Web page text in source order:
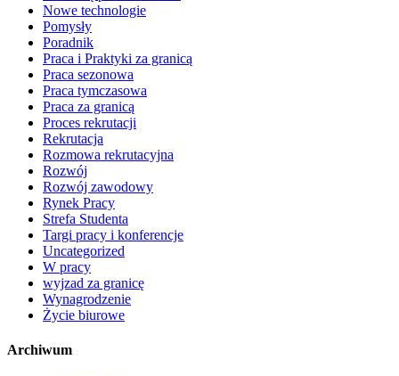
Nowe technologie
Pomysły
Poradnik
Praca i Praktyki za granicą
Praca sezonowa
Praca tymczasowa
Praca za granicą
Proces rekrutacji
Rekrutacja
Rozmowa rekrutacyjna
Rozwój
Rozwój zawodowy
Rynek Pracy
Strefa Studenta
Targi pracy i konferencje
Uncategorized
W pracy
wyjzad za granicę
Wynagrodzenie
Życie biurowe
Archiwum